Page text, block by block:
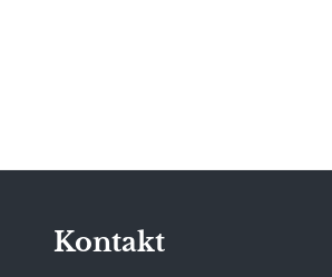
Kontakt